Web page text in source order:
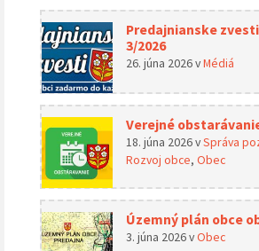
Predajnianske
3/2026
26. júna 2026vMédiá
Verejné
18. júna 2026vSpráva
Rozvoj obce, Obec
Územný plán obce
3. júna 2026vObec